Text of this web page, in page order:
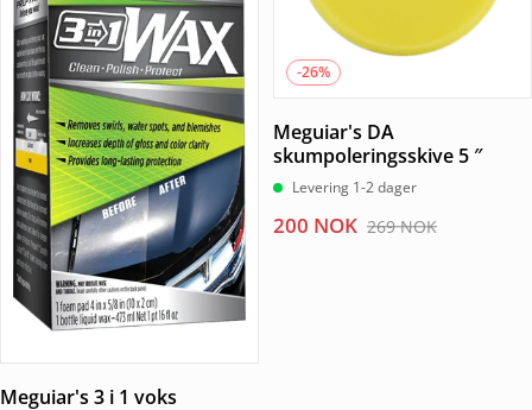
Meguiar's 3 i 1 voks
-26%
Meguiar's DA
skumpoleringsskive 5 ″
Levering 1-2 dager
269NOK
Opprinnelig
200 NOK
Nåværende